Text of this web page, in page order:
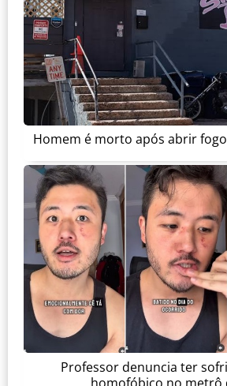
Homem é morto após abrir
Professor denuncia ter
homofóbico no metrô